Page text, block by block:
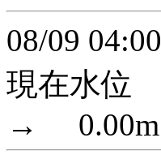
08/09 04:00
現在水位
→ 0.00m